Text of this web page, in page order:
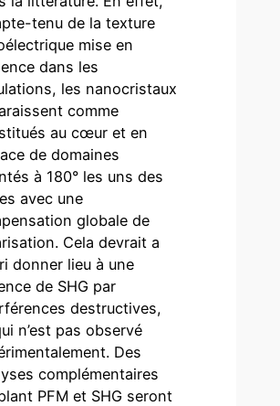
tenu de la texture
mise en
dans les
les nanocristaux
comme
au cœur et en
de domaines
à 180° les uns des
avec une
globale de
Cela devrait a
donner lieu à une
de SHG par
destructives,
n’est pas observé
Des
complémentaires
PFM et SHG seront